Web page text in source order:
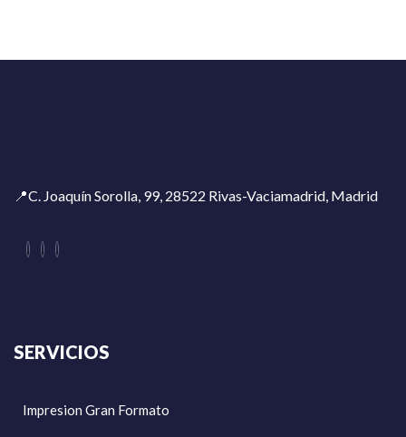
📍C. Joaquín Sorolla, 99, 28522 Rivas-Vaciamadrid, Madrid
SERVICIOS
Impresion Gran Formato